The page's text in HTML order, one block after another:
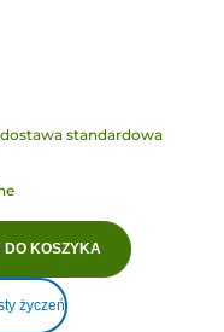
dostawa standardowa
DO KOSZYKA
życzeń